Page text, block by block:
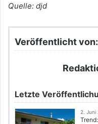
Quelle: djd
Veröffentlicht von:
Letzte
2. Juni